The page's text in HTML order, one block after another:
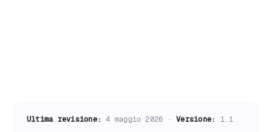
Ultima revisione: 4 maggio 2026 ·Versione: 1.1